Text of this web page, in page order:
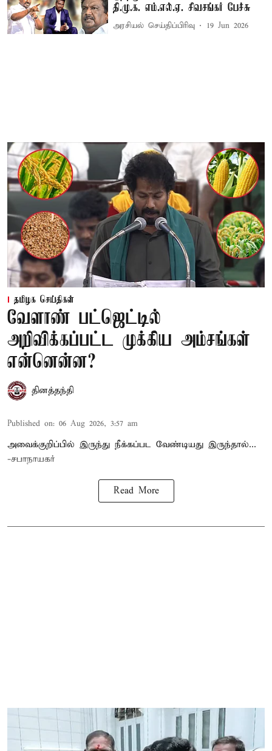
தி.மு.க. எம்.எல்.ஏ. சிவசங்கர் பேச்சு
அரசியல் செய்திப்பிரிவு 19 Jun 2026
தமிழக செய்திகள்
வேளாண் பட்ஜெட்டில்
அறிவிக்கப்பட்ட முக்கிய அம்சங்கள்
என்னென்ன?
தினத்தந்தி
Published on: 06 Aug 2026, 3:57 am
அவைக்குறிப்பில் இருந்து நீக்கப்பட வேண்டியது இருந்தால்...
-சபாநாயகர்
Read More